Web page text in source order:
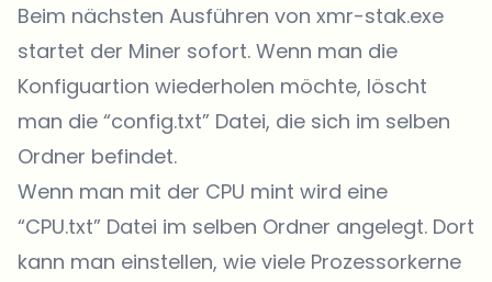
Beim nächsten Ausführen von xmr-stak.exe
startet der Miner sofort. Wenn man die
Konfiguartion wiederholen möchte, löscht
man die “config.txt” Datei, die sich im selben
Ordner befindet.
Wenn man mit der CPU mint wird eine
“CPU.txt” Datei im selben Ordner angelegt. Dort
kann man einstellen, wie viele Prozessorkerne